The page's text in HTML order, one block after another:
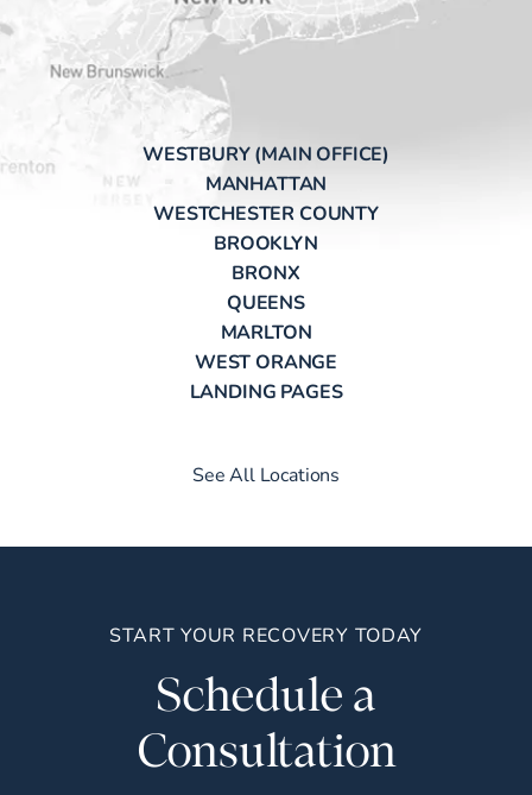
WESTBURY (MAIN OFFICE)
MANHATTAN
WESTCHESTER COUNTY
BROOKLYN
BRONX
QUEENS
MARLTON
WEST ORANGE
LANDING PAGES
See All Locations
START YOUR RECOVERY TODAY
Schedule a
Consultation